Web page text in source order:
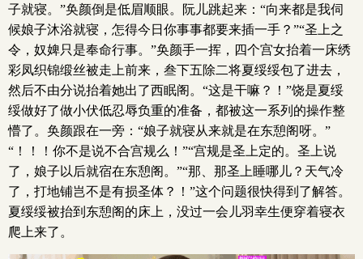
子就寝。”奂颜倒是低眉顺眼。阮儿跳起来：“向来都是我伺
候娘子沐浴就寝，怎得今日你事事都要来插一手？”“圣上之
令，奴婢只是奉命行事。”奂颜手一挥，四个宫女抬着一床绣
彩凤织锦缎丝被走上前来，叁下五除二将夏绥绥包了进去，
然后不由分说抬着她出了西眠阁。“这是干嘛？！”饶是夏绥
绥做好了做小伏低忍辱负重的准备，都被这一系列的操作整
懵了。奂颜跟在一旁：“娘子就寝从来就是在东憩阁呀。”
“！！！你不是说不合宫规么！”“宫规是圣上定的。圣上说
了，娘子以后就宿在东憩阁。”“那、那圣上睡哪儿？天气冷
了，打地铺岂不是有损圣体？！”这个问题很快得到了解答。
夏绥绥被抬到东憩阁的床上，没过一会儿羽幸生便穿着寝衣
爬上来了。